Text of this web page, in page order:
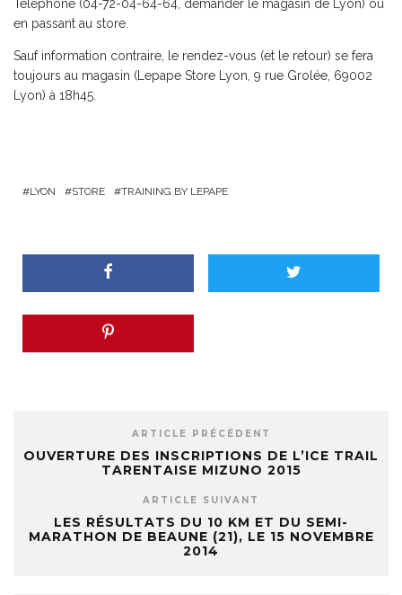
Téléphone (04-72-04-64-64, demander le magasin de Lyon) ou
en passant au store.
Sauf information contraire, le rendez-vous (et le retour) se fera
toujours au magasin (Lepape Store Lyon, 9 rue Grolée, 69002
Lyon) à 18h45.
LYON STORE TRAINING BY LEPAPE
ARTICLE PRÉCÉDENT
OUVERTURE DES INSCRIPTIONS DE L’ICE TRAIL
TARENTAISE MIZUNO 2015
ARTICLE SUIVANT
LES RÉSULTATS DU 10 KM ET DU SEMI-
MARATHON DE BEAUNE (21), LE 15 NOVEMBRE
2014